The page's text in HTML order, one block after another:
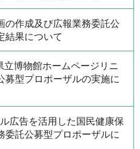
の作成及び広報業務委託公
結果について
博物館ホームページリニ
募型プロポーザルの実施に
広告を活用した国民健康保
委託公募型プロポーザルに